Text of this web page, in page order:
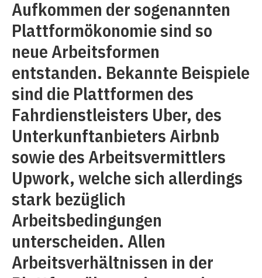
Aufkommen der sogenannten
Plattformökonomie sind so
neue Arbeitsformen
entstanden. Bekannte Beispiele
sind die Plattformen des
Fahrdienstleisters Uber, des
Unterkunftanbieters Airbnb
sowie des Arbeitsvermittlers
Upwork, welche sich allerdings
stark bezüglich
Arbeitsbedingungen
unterscheiden. Allen
Arbeitsverhältnissen in der